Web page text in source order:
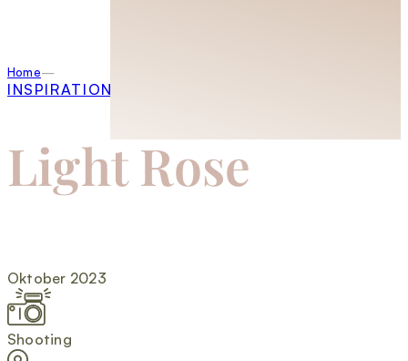
Home
INSPIRATION
Light Rose
Oktober 2023
Shooting